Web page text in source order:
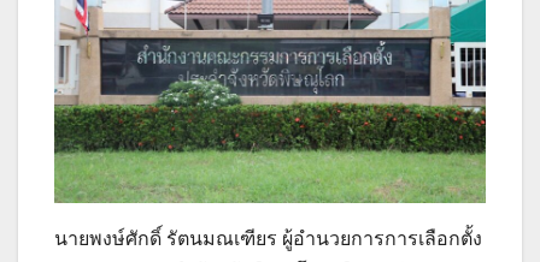
นายพงษ์ศักดิ์ รัตนมณเฑียร ผู้อำนวยการการเลือกตั้ง